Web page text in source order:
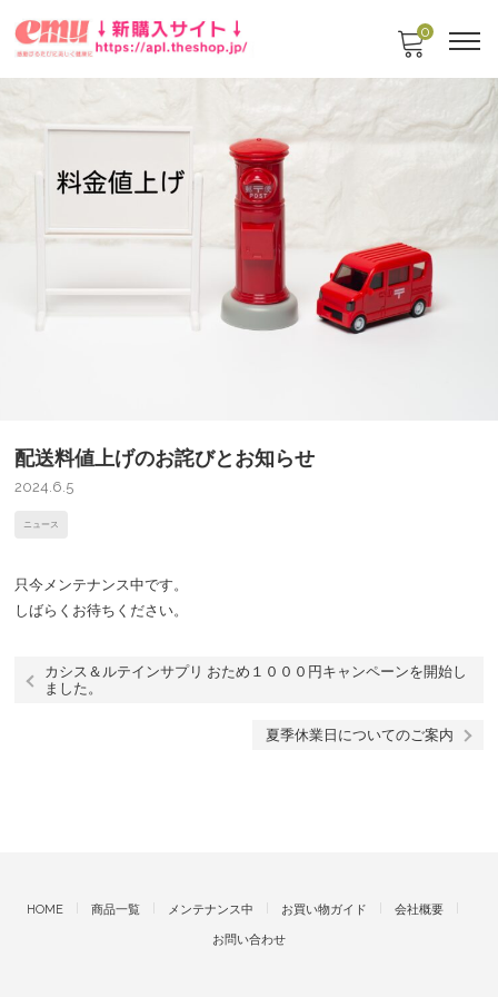
0
配送料値上げのお詫びとお知らせ
2024.6.5
ニュース
只今メンテナンス中です。
しばらくお待ちください。
カシス＆ルテインサプリ おため１０００円キャンペーンを開始し
ました。
夏季休業日についてのご案内
HOME 商品一覧 メンテナンス中 お買い物ガイド 会社概要
お問い合わせ